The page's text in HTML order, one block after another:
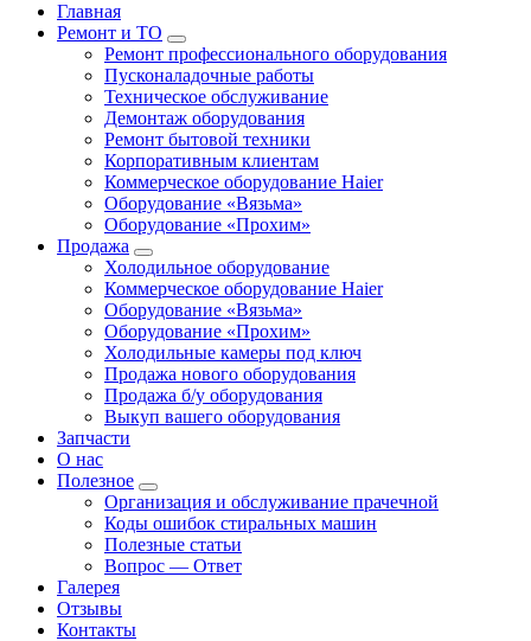
Главная
Ремонт и ТО
Ремонт профессионального оборудования
Пусконаладочные работы
Техническое обслуживание
Демонтаж оборудования
Ремонт бытовой техники
Корпоративным клиентам
Коммерческое оборудование Haier
Оборудование «Вязьма»
Оборудование «Прохим»
Продажа
Холодильное оборудование
Коммерческое оборудование Haier
Оборудование «Вязьма»
Оборудование «Прохим»
Холодильные камеры под ключ
Продажа нового оборудования
Продажа б/у оборудования
Выкуп вашего оборудования
Запчасти
О нас
Полезное
Организация и обслуживание прачечной
Коды ошибок стиральных машин
Полезные статьи
Вопрос — Ответ
Галерея
Отзывы
Контакты